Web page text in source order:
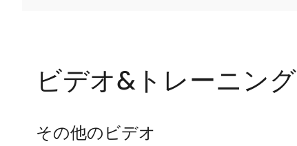
ビデオ&トレーニング
その他のビデオ